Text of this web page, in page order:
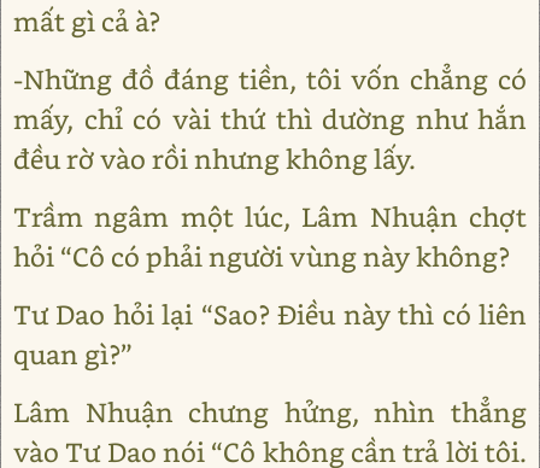
mất gì cả à?
-Những đồ đáng tiền, tôi vốn chẳng có
mấy, chỉ có vài thứ thì dường như hắn
đều rờ vào rồi nhưng không lấy.
Trầm ngâm một lúc, Lâm Nhuận chợt
hỏi “Cô có phải người vùng này không?
Tư Dao hỏi lại “Sao? Điều này thì có liên
quan gì?”
Lâm Nhuận chưng hửng, nhìn thẳng
vào Tư Dao nói “Cô không cần trả lời tôi.